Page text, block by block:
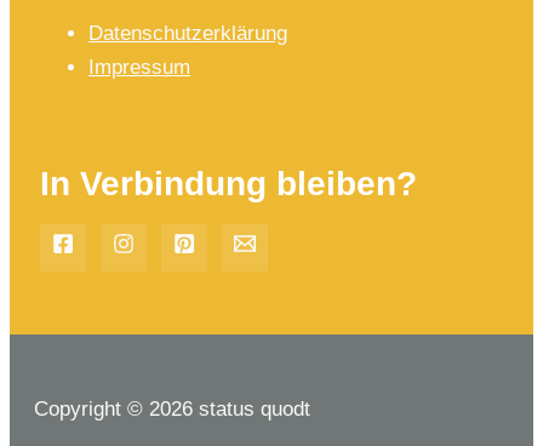
Datenschutzerklärung
Impressum
In Verbindung bleiben?
Copyright © 2026 status quodt